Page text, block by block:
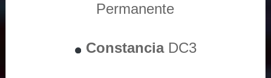
Permanente
ConstanciaDC3